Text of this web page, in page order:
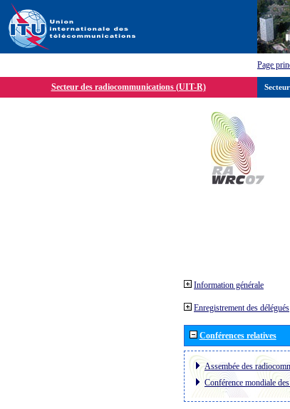
Page
Secteur des radiocommunications (UIT-R)
Information générale
Enregistrement des délégués
Conférences relatives
Assembée des
Conférence mondiale